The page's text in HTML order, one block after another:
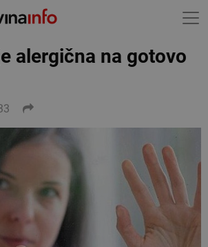
alergična na gotovo